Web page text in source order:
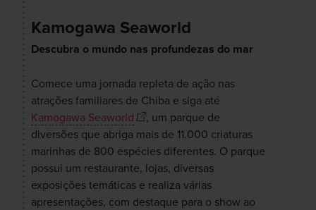
Kamogawa Seaworld
Descubra o mundo nas profundezas do mar
Comece uma jornada repleta de ação nas
atrações familiares de Chiba e siga até
Kamogawa Seaworld
, um parque de
diversões que abriga mais de 11.000 criaturas
marinhas de 800 espécies diferentes. O parque
possui um restaurante, lojas, diversas
exposições temáticas e realiza várias
apresentações, com destaque para o show ao